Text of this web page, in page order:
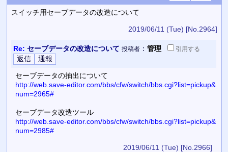
スイッチ用セーブデータの改造について
2019/06/11 (Tue) [No.2964]
Re: セーブデータの改造について 投稿者： 管理 引用する
セーブデータの抽出について
http://web.save-editor.com/bbs/cfw/switch/bbs.cgi?list=pickup&
num=2965#
セーブデータ改造ツール
http://web.save-editor.com/bbs/cfw/switch/bbs.cgi?list=pickup&
num=2985#
2019/06/11 (Tue) [No.2966]